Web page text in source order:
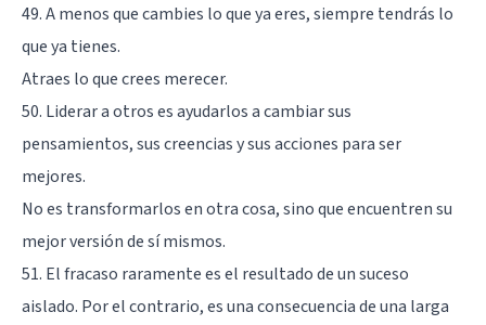
49. A menos que cambies lo que ya eres, siempre tendrás lo
que ya tienes.
Atraes lo que crees merecer.
50. Liderar a otros es ayudarlos a cambiar sus
pensamientos, sus creencias y sus acciones para ser
mejores.
No es transformarlos en otra cosa, sino que encuentren su
mejor versión de sí mismos.
51. El fracaso raramente es el resultado de un suceso
aislado. Por el contrario, es una consecuencia de una larga